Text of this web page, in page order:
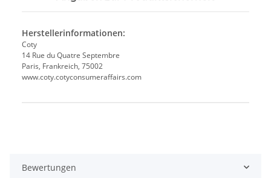
Herstellerinformationen:
Coty
14 Rue du Quatre Septembre
Paris, Frankreich, 75002
www.coty.cotyconsumeraffairs.com
Bewertungen